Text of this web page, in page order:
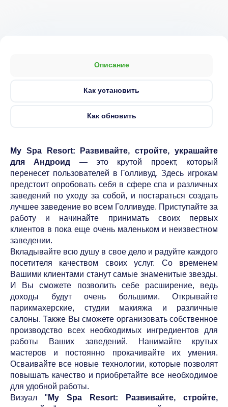
Описание
Как установить
Как обновить
My Spa Resort: Развивайте, стройте, украшайте
для Андроид — это крутой проект, который
перенесет пользователей в Голливуд. Здесь игрокам
предстоит опробовать себя в сфере спа и различных
заведений по уходу за собой, и постараться создать
лучшее заведение во всем Голливуде. Приступайте за
работу и начинайте принимать своих первых
клиентов в пока еще очень маленьком и неизвестном
заведении.
Вкладывайте всю душу в свое дело и радуйте каждого
посетителя качеством своих услуг. Со временем
Вашими клиентами станут самые знаменитые звезды.
И Вы сможете позволить себе расширение, ведь
доходы будут очень большими. Открывайте
парикмахерские, студии макияжа и различные
салоны. Также Вы сможете организовать собственное
производство всех необходимых ингредиентов для
работы Ваших заведений. Нанимайте крутых
мастеров и постоянно прокачивайте их умения.
Осваивайте все новые технологии, которые позволят
повышать качество и приобретайте все необходимое
для удобной работы.
Визуал " My Spa Resort: Развивайте, стройте,